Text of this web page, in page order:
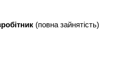
(повна зайнятість)